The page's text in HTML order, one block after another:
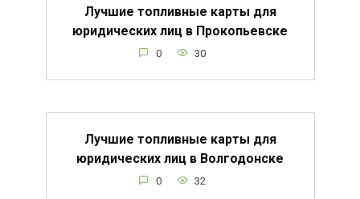
Лучшие топливные карты для
юридических лиц в Прокопьевске
0 30
Лучшие топливные карты для
юридических лиц в Волгодонске
0 32